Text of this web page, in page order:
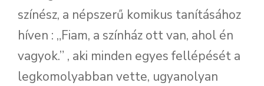
színész, a népszerű komikus tanításához
híven : „Fiam, a színház ott van, ahol én
vagyok.” , aki minden egyes fellépését a
legkomolyabban vette, ugyanolyan